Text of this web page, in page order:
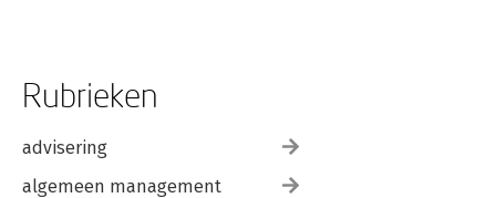
Rubrieken
advisering
algemeen management